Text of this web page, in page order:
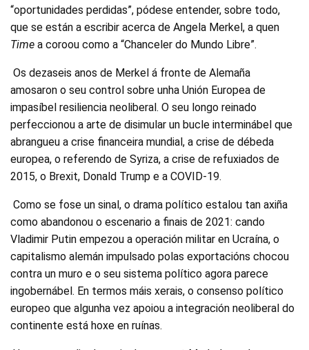
“oportunidades perdidas”, pódese entender, sobre todo,
que se están a escribir acerca de Angela Merkel, a quen
Time a coroou como a “Chanceler do Mundo Libre”.
Os dezaseis anos de Merkel á fronte de Alemaña
amosaron o seu control sobre unha Unión Europea de
impasíbel resiliencia neoliberal. O seu longo reinado
perfeccionou a arte de disimular un bucle interminábel que
abrangueu a crise financeira mundial, a crise de débeda
europea, o referendo de Syriza, a crise de refuxiados de
2015, o Brexit, Donald Trump e a COVID-19.
Como se fose un sinal, o drama político estalou tan axiña
como abandonou o escenario a finais de 2021: cando
Vladimir Putin empezou a operación militar en Ucraína, o
capitalismo alemán impulsado polas exportacións chocou
contra un muro e o seu sistema político agora parece
ingobernábel. En termos máis xerais, o consenso político
europeo que algunha vez apoiou a integración neoliberal do
continente está hoxe en ruínas.